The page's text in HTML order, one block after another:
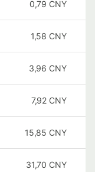
0,79 CNY
1,58 CNY
3,96 CNY
7,92 CNY
15,85 CNY
31,70 CNY